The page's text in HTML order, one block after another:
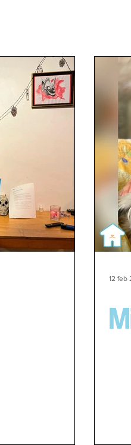
12 feb